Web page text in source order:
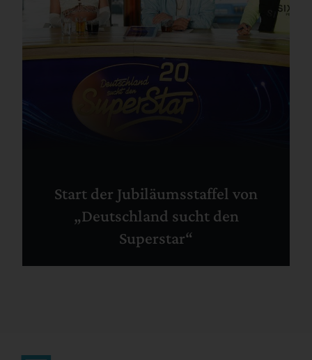
Start der Jubiläumsstaffel von
„Deutschland sucht den
Superstar“